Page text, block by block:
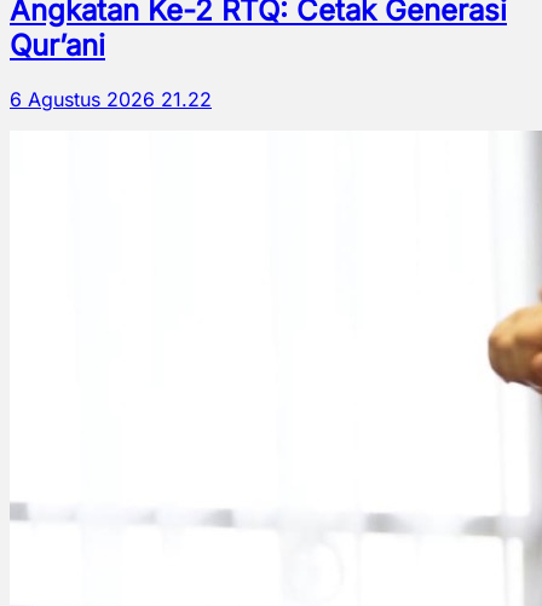
Angkatan Ke-2 RTQ: Cetak Generasi
Qur’ani
6 Agustus 2026 21.22